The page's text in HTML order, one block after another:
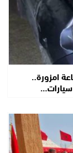
امزورة..